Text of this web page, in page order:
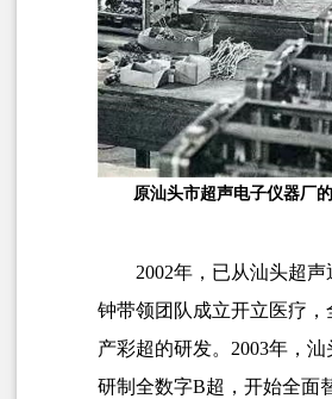
原汕头市超声电子仪器厂
2002年，已从汕头超
钟带领团队成立开立医疗，
产彩超的研发。2003年，汕
研制全数字B超，开始全面